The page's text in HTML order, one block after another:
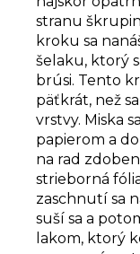
stranu
kroku sa
šelaku, ktorý
brúsi. Tento
päťkrát, než
vrstvy. Miska
papierom a
na rad
strieborná
zaschnutí sa
suší sa a
lakom, ktorý